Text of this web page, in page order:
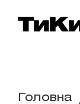
Головна